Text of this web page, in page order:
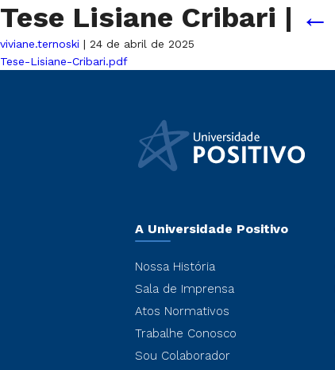
Tese Lisiane Cribari | ←
viviane.ternoski | 24 de abril de 2025
Tese-Lisiane-Cribari.pdf
A Universidade Positivo
Nossa História
Sala de Imprensa
Atos Normativos
Trabalhe Conosco
Sou Colaborador